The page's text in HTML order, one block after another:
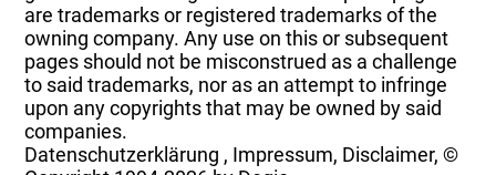
are trademarks or registered trademarks of the
owning company. Any use on this or subsequent
pages should not be misconstrued as a challenge
to said trademarks, nor as an attempt to infringe
upon any copyrights that may be owned by said
companies.
Datenschutzerklärung , Impressum, Disclaimer, ©